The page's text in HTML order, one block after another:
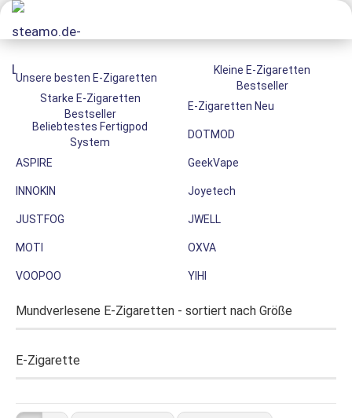
Unsere besten E-Zigaretten
Kleine E-Zigaretten
Bestseller
Starke E-Zigaretten
Bestseller
E-Zigaretten Neu
Beliebtestes Fertigpod
System
DOTMOD
ASPIRE GeekVape
INNOKIN Joyetech
JUSTFOG JWELL
MOTI OXVA
VOOPOO YIHI
Mundverlesene E-Zigaretten - sortiert nach Größe
E-Zigarette